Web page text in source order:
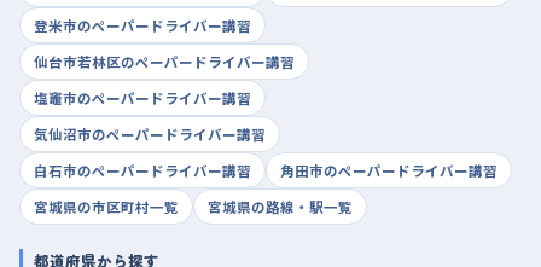
登米市のペーパードライバー講習
仙台市若林区のペーパードライバー講習
塩竈市のペーパードライバー講習
気仙沼市のペーパードライバー講習
白石市のペーパードライバー講習
角田市のペーパードライバー講習
宮城県の市区町村一覧
宮城県の路線・駅一覧
都道府県から探す